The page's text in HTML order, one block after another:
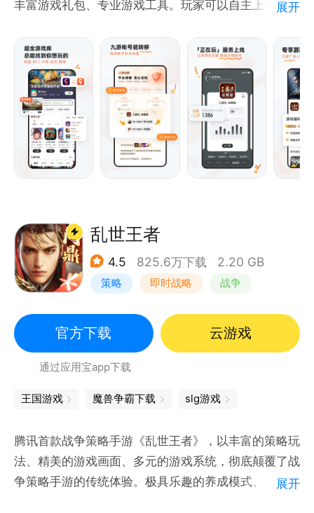
丰富游戏礼包、专业游戏工具。玩家可以自主上传分享
到同好，在游戏中畅聊，享受无穷乐趣！
展开
乱世王者
4.5 825.6万下载 2.20 GB
策略 即时战略 战争
官方下载 云游戏
通过应用宝app下载
王国游戏 魔兽争霸下载 slg游戏
腾讯首款战争策略手游《乱世王者》，以丰富的策略玩
法、精美的游戏画面、多元的游戏系统，彻底颠覆了战
争策略手游的传统体验。极具乐趣的养成模式、名城名
展开